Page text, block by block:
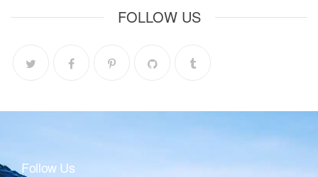
FOLLOW US
Follow Us